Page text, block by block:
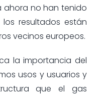
ahora no han tenido
resultados están
vecinos europeos.
la importancia del
usos y usuarios y
que el gas